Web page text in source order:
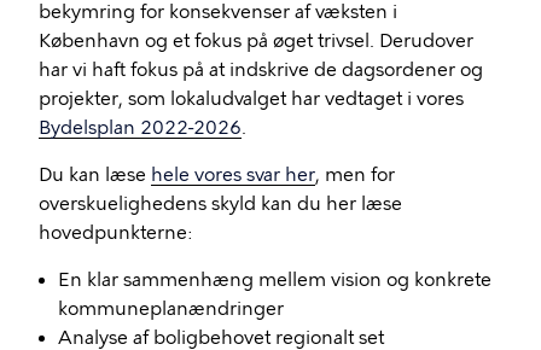
bekymring for konsekvenser af væksten i
København og et fokus på øget trivsel. Derudover
har vi haft fokus på at indskrive de dagsordener og
projekter, som lokaludvalget har vedtaget i vores
Bydelsplan 2022-2026.
Du kan læse hele vores svar her, men for
overskuelighedens skyld kan du her læse
hovedpunkterne:
En klar sammenhæng mellem vision og konkrete
kommuneplanændringer
Analyse af boligbehovet regionalt set